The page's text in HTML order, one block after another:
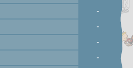
-
-
-
-